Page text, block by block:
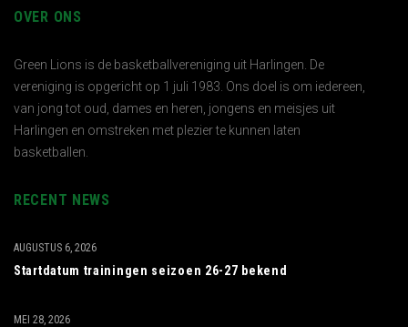
OVER ONS
Green Lions is de basketballvereniging uit Harlingen. De
vereniging is opgericht op 1 juli 1983. Ons doel is om iedereen,
van jong tot oud, dames en heren, jongens en meisjes uit
Harlingen en omstreken met plezier te kunnen laten
basketballen.
RECENT NEWS
Startdatum trainingen seizoen 26-27 bekend
AUGUSTUS 6, 2026
MEI 28, 2026